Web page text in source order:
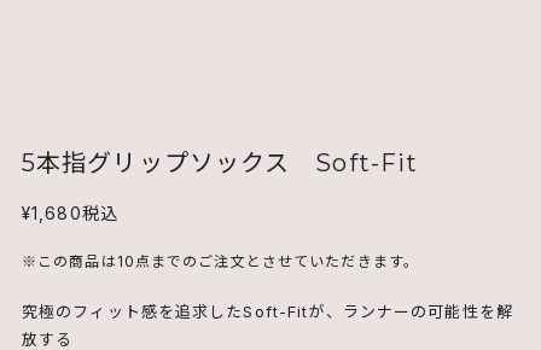
5本指グリップソックス Soft-Fit
¥1,680税込
※この商品は10点までのご注文とさせていただきます。
究極のフィット感を追求したSoft-Fitが、ランナーの可能性を解
放する